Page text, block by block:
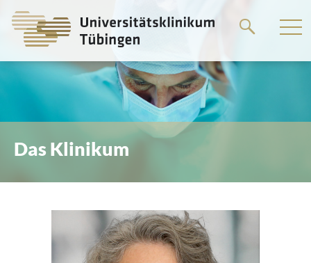
zum
Das Klinikum